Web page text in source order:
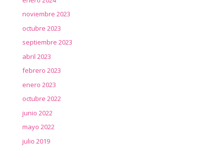
noviembre 2023
octubre 2023
septiembre 2023
abril 2023
febrero 2023
enero 2023
octubre 2022
junio 2022
mayo 2022
julio 2019